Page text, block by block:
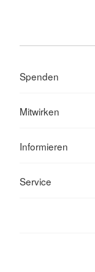
Spenden
Mitwirken
Informieren
Service